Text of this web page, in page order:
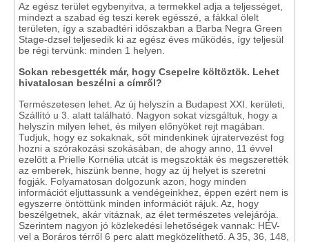
Az egész terület egybenyitva, a termekkel adja a teljességet,
mindezt a szabad ég teszi kerek egésszé, a fákkal ölelt
területen, így a szabadtéri időszakban a Barba Negra Green
Stage-dzsel teljesedik ki az egész éves működés, így teljesül
be régi tervünk: minden 1 helyen.
Sokan rebesgették már, hogy Csepelre költöztök. Lehet
hivatalosan beszélni a címről?
Természetesen lehet. Az új helyszín a Budapest XXI. kerületi,
Szállító u 3. alatt található. Nagyon sokat vizsgáltuk, hogy a
helyszín milyen lehet, és milyen előnyöket rejt magában.
Tudjuk, hogy ez sokaknak, sőt mindenkinek újratervezést fog
hozni a szórakozási szokásában, de ahogy anno, 11 évvel
ezelőtt a Prielle Kornélia utcát is megszokták és megszerették
az emberek, hiszünk benne, hogy az új helyet is szeretni
fogják. Folyamatosan dolgozunk azon, hogy minden
információt eljuttassunk a vendégeinkhez, éppen ezért nem is
egyszerre öntöttünk minden információt rájuk. Az, hogy
beszélgetnek, akár vitáznak, az élet természetes velejárója.
Szerintem nagyon jó közlekedési lehetőségek vannak: HÉV-
vel a Boráros térről 6 perc alatt megközelíthető. A 35, 36, 148,